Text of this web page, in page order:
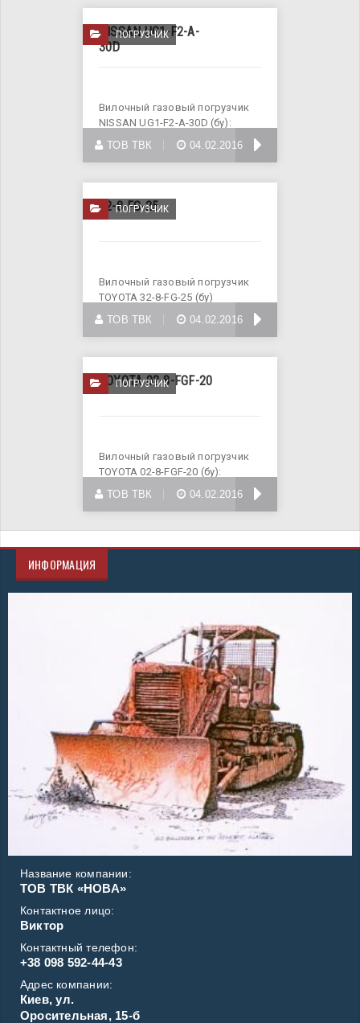
ПОГРУЗЧИК
NISSAN UG1-F2-A-
30D
Вилочный газовый погрузчик
NISSAN UG1-F2-A-30D (бу):
Грузоподъемность - 3000 кг
ТОВ ТВК 04.02.2016
ПОГРУЗЧИК
32-8-FG-25
Вилочный газовый погрузчик
TOYOTA 32-8-FG-25 (бу)
Грузоподъемность - 2500 кг
ТОВ ТВК 04.02.2016
ПОГРУЗЧИК
TOYOTA 02-8-FGF-20
Вилочный газовый погрузчик
TOYOTA 02-8-FGF-20 (бу):
Грузоподъемность - 2000 кг
ТОВ ТВК 04.02.2016
ИНФОРМАЦИЯ
Название компании:
ТОВ ТВК «НОВА»
Контактное лицо:
Виктор
Контактный телефон:
+38 098 592-44-43
Адрес компании:
Киев, ул.
Оросительная, 15-б